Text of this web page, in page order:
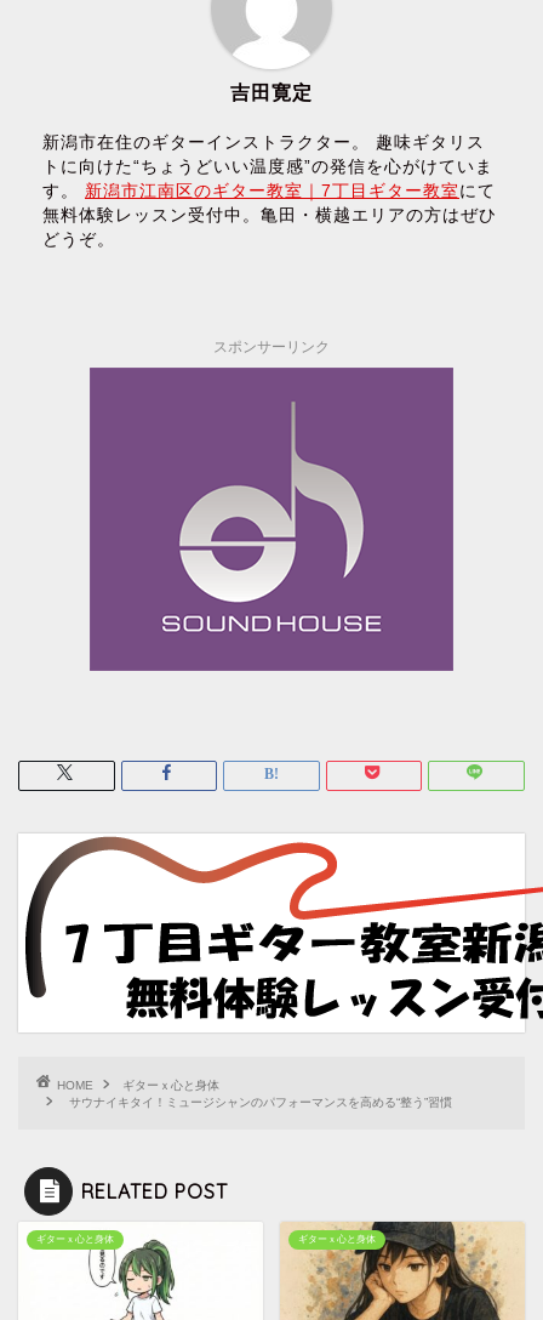
吉田寛定
新潟市在住のギターインストラクター。 趣味ギタリス
トに向けた“ちょうどいい温度感”の発信を心がけていま
す。 新潟市江南区のギター教室｜7丁目ギター教室 にて
無料体験レッスン受付中。亀田・横越エリアの方はぜひ
どうぞ。
スポンサーリンク
HOME
ギターｘ心と身体
サウナイキタイ！ミュージシャンのパフォーマンスを高める“整う”習慣
RELATED POST
ギターｘ心と身体 ギターｘ心と身体